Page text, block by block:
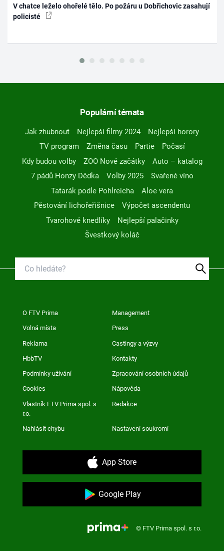
V chatce leželo ohořelé tělo. Po požáru u Dobřichovic zasahují
policisté
Populární témata
Jak zhubnout Nejlepší filmy 2024
Nejlepší horory
TV program
Změna času Partie
Počasí
Kdy budou volby
ZOO Nové začátky
Auto – katalog
7 pádů Honzy Dědka
Volby 2025
Svařené víno
Tatarák podle Pohlreicha
Aloe vera
Pěstování lichořeřišnice
Výpočet ascendentu
Tvarohové knedlíky
Nejlepší palačinky
Švestkový koláč
O FTV Prima Management
Volná místa Press
Reklama Castingy a výzvy
HbbTV Kontakty
Podmínky užívání Zpracování osobních údajů
Cookies Nápověda
Vlastník FTV Prima spol. s
r.o.
Redakce
Nahlásit chybu Nastavení soukromí
App Store
Google Play
© FTV Prima spol. s r.o.